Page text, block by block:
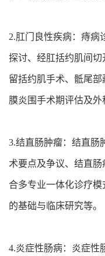
2.肛门良性疾病：痔病
探讨、经肛括约肌间
留括约肌手术、骶尾
膜炎围手术期评估及外
3.结直肠肿瘤：结直肠
术要点及争议、结直
合多专业一体化诊疗
的基础与临床研究等。
4.炎症性肠病：炎症性